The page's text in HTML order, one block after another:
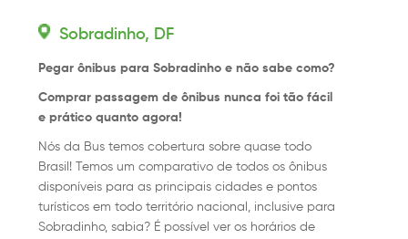
Sobradinho, DF
Pegar ônibus para Sobradinho e não sabe como?
Comprar passagem de ônibus nunca foi tão fácil
e prático quanto agora!
Nós da Bus temos cobertura sobre quase todo
Brasil! Temos um comparativo de todos os ônibus
disponíveis para as principais cidades e pontos
turísticos em todo território nacional, inclusive para
Sobradinho, sabia? É possível ver os horários de